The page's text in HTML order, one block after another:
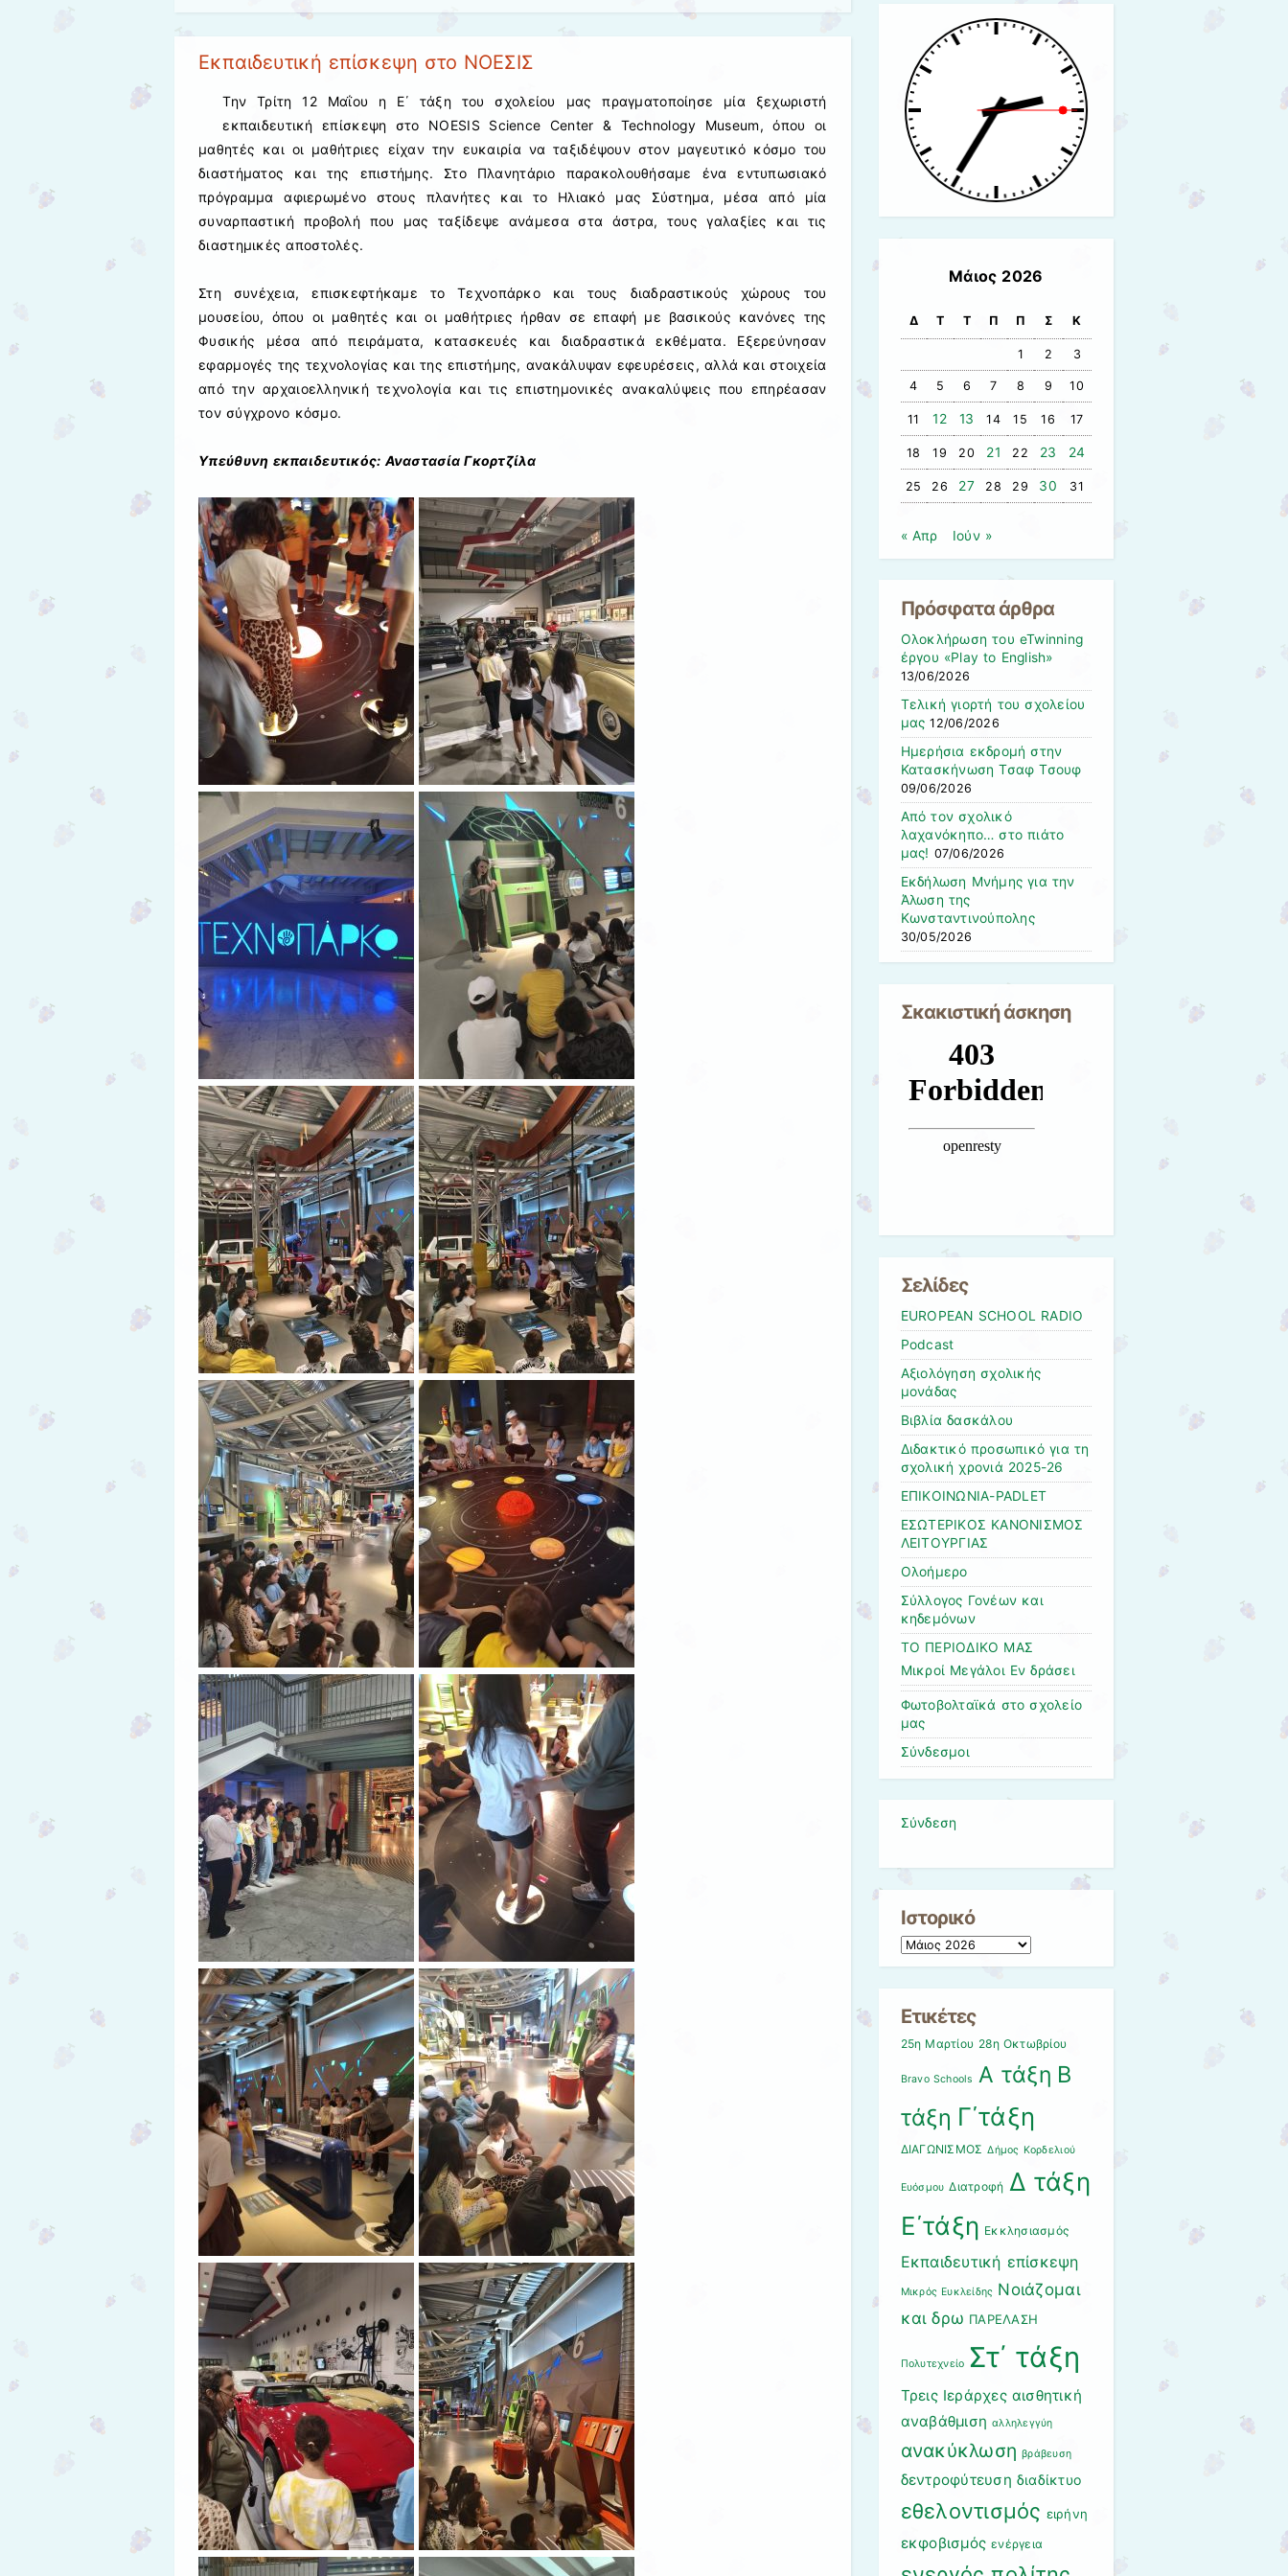
Εκπαιδευτική επίσκεψη στο ΝΟΕΣΙΣ
Την Τρίτη 12 Μαΐου η Ε΄ τάξη του σχολείου μας πραγματοποίησε μία ξεχωριστή
εκπαιδευτική επίσκεψη στο NOESIS Science Center & Technology Museum, όπου οι
μαθητές και οι μαθήτριες είχαν την ευκαιρία να ταξιδέψουν στον μαγευτικό κόσμο του
διαστήματος και της επιστήμης. Στο Πλανητάριο παρακολουθήσαμε ένα εντυπωσιακό
πρόγραμμα αφιερωμένο στους πλανήτες και το Ηλιακό μας Σύστημα, μέσα από μία
συναρπαστική προβολή που μας ταξίδεψε ανάμεσα στα άστρα, τους γαλαξίες και τις
διαστημικές αποστολές.
Στη συνέχεια, επισκεφτήκαμε το Τεχνοπάρκο και τους διαδραστικούς χώρους του
μουσείου, όπου οι μαθητές και οι μαθήτριες ήρθαν σε επαφή με βασικούς κανόνες της
Φυσικής μέσα από πειράματα, κατασκευές και διαδραστικά εκθέματα. Εξερεύνησαν
εφαρμογές της τεχνολογίας και της επιστήμης, ανακάλυψαν εφευρέσεις, αλλά και στοιχεία
από την αρχαιοελληνική τεχνολογία και τις επιστημονικές ανακαλύψεις που επηρέασαν
τον σύγχρονο κόσμο.
Υπεύθυνη εκπαιδευτικός: Αναστασία Γκορτζίλα
Μάιος 2026
Δ Τ Τ Π Π Σ Κ
1 2 3
4 5 6 7 8 9 10
11 12 13 14 15 16 17
18 19 20 21 22 23 24
25 26 27 28 29 30 31
« Απρ Ιούν »
Πρόσφατα άρθρα
Ολοκλήρωση του eTwinning
έργου «Play to English»
13/06/2026
Τελική γιορτή του σχολείου
μας 12/06/2026
Ημερήσια εκδρομή στην
Κατασκήνωση Τσαφ Τσουφ
09/06/2026
Από τον σχολικό
λαχανόκηπο… στο πιάτο
μας! 07/06/2026
Εκδήλωση Μνήμης για την
Άλωση της
Κωνσταντινούπολης
30/05/2026
Σκακιστική άσκηση
Σελίδες
EUROPEAN SCHOOL RADIO
Podcast
Αξιολόγηση σχολικής
μονάδας
Βιβλία δασκάλου
Διδακτικό προσωπικό για τη
σχολική χρονιά 2025-26
ΕΠΙΚΟΙΝΩΝΙΑ-PADLET
ΕΣΩΤΕΡΙΚΟΣ ΚΑΝΟΝΙΣΜΟΣ
ΛΕΙΤΟΥΡΓΙΑΣ
Ολοήμερο
Σύλλογος Γονέων και
κηδεμόνων
ΤΟ ΠΕΡΙΟΔΙΚΟ ΜΑΣ
Μικροί Μεγάλοι Εν δράσει
Φωτοβολταϊκά στο σχολείο
μας
Σύνδεσμοι
Σύνδεση
Ιστορικό
Ιστορικό
Ετικέτες
25η Μαρτίου 28η Οκτωβρίου
Bravo Schools Α τάξη Β
τάξη Γ΄τάξη
ΔΙΑΓΩΝΙΣΜΟΣ Δήμος Κορδελιού
Ευόσμου Διατροφή Δ τάξη
Ε΄τάξη Εκκλησιασμός
Εκπαιδευτική επίσκεψη
Μικρός Ευκλείδης Νοιάζομαι
και δρω ΠΑΡΕΛΑΣΗ
Πολυτεχνείο Στ΄ τάξη
Τρεις Ιεράρχες αισθητική
αναβάθμιση αλληλεγγύη
ανακύκλωση βράβευση
δεντροφύτευση διαδίκτυο
εθελοντισμός ειρήνη
εκφοβισμός ενέργεια